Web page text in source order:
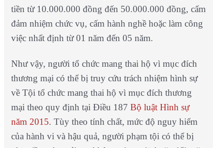
tiền từ 10.000.000 đồng đến 50.000.000 đồng, cấm
đảm nhiệm chức vụ, cấm hành nghề hoặc làm công
việc nhất định từ 01 năm đến 05 năm.
Như vậy, người tổ chức mang thai hộ vì mục đích
thương mại có thể bị truy cứu trách nhiệm hình sự
về Tội tổ chức mang thai hộ vì mục đích thương
mại theo quy định tại Điều 187 Bộ luật Hình sự
năm 2015. Tùy theo tính chất, mức độ nguy hiểm
của hành vi và hậu quả, người phạm tội có thể bị